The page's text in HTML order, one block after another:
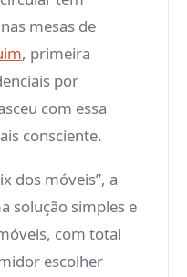
mesas de
, primeira
por
com essa
consciente.
dos móveis”, a
solução simples e
com total
escolher